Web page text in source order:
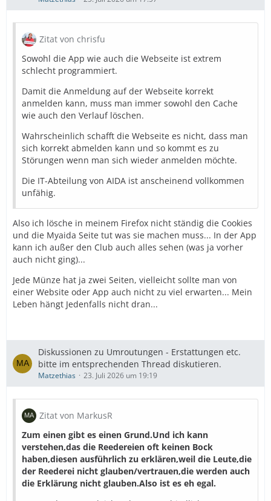
Zitat von chrisfu
Sowohl die App wie auch die Webseite ist extrem
schlecht programmiert.
Damit die Anmeldung auf der Webseite korrekt
anmelden kann, muss man immer sowohl den Cache
wie auch den Verlauf löschen.
Wahrscheinlich schafft die Webseite es nicht, dass man
sich korrekt abmelden kann und so kommt es zu
Störungen wenn man sich wieder anmelden möchte.
Die IT-Abteilung von AIDA ist anscheinend vollkommen
unfähig.
Also ich lösche in meinem Firefox nicht ständig die Cookies
und die Myaida Seite tut was sie machen muss... In der App
kann ich außer den Club auch alles sehen (was ja vorher
auch nicht ging)...
Jede Münze hat ja zwei Seiten, vielleicht sollte man von
einer Website oder App auch nicht zu viel erwarten... Mein
Leben hängt Jedenfalls nicht dran...
Diskussionen zu Umroutungen - Erstattungen etc.
bitte im entsprechenden Thread diskutieren.
Matzethias 23. Juli 2026 um 19:19
Zitat von MarkusR
Zum einen gibt es einen Grund.Und ich kann
verstehen,das die Reedereien oft keinen Bock
haben,diesen ausführlich zu erklären,weil die Leute,die
der Reederei nicht glauben/vertrauen,die werden auch
die Erklärung nicht glauben.Also ist es eh egal.